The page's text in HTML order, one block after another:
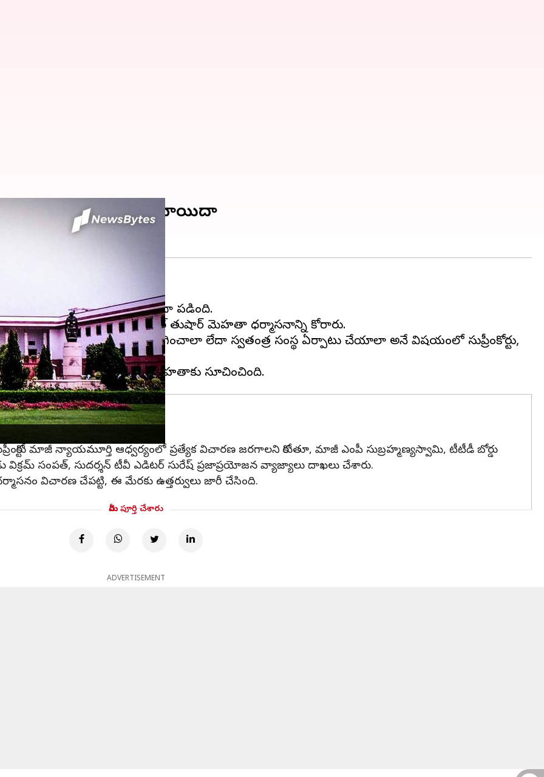
వివాదం.. విచారణ రేపటికి వాయిదా
విచారణ జరగనుంది.
విచారణ రేపటికి వాయిదా పడింది.
తీసుకోవాలని సోలిసిటర్ జనరల్ తుషార్ మెహతా ధర్మాసనాన్ని కోరారు.
ఆరోపణలపై దర్యాప్తు కొనసాగించాలా లేదా స్వతంత్ర సంస్థ ఏర్పాటు చేయాలా అనే విషయంలో సుప్రీంకోర్టు,
విచారణ
మాజీ న్యాయమూర్తి ఆధ్వర్యంలో ప్రత్యేక విచారణ జరగాలని కోరుతూ, మాజీ ఎంపీ సుబ్రహ్మణ్యస్వామి, టీటీడీ బోర్డు
విక్రమ్ సంపత్, సుదర్శన్ టీవీ ఎడిటర్ సురేష్ ప్రజాప్రయోజన వ్యాజ్యాలు దాఖలు చేశారు.
విచారణ చేపట్టి, ఈ మేరకు ఉత్తర్వులు జారీ చేసింది.
మీరు పూర్తి చేశారు
ADVERTISEMENT